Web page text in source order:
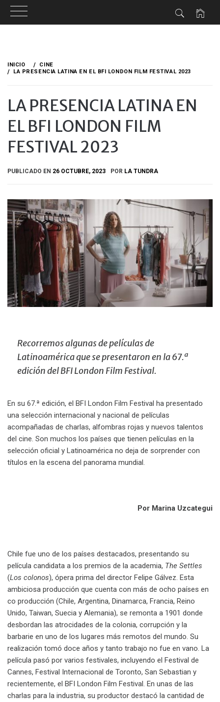
contenido
INICIO
CINE
LA PRESENCIA LATINA EN EL BFI LONDON FILM FESTIVAL 2023
LA PRESENCIA LATINA EN
EL BFI LONDON FILM
FESTIVAL 2023
PUBLICADO EN 26 OCTUBRE, 2023 POR LA TUNDRA
Recorremos algunas de películas de
Latinoamérica que se presentaron en la 67.ª
edición del BFI London Film Festival.
En su 67.ª edición, el BFI London Film Festival ha presentado
una selección internacional y nacional de películas
acompañadas de charlas, alfombras rojas y nuevos talentos
del cine. Son muchos los países que tienen películas en la
selección oficial y Latinoamérica no deja de sorprender con
títulos en la escena del panorama mundial.
Por Marina Uzcategui
Chile fue uno de los países destacados, presentando su
película candidata a los premios de la academia, The Settles
(Los colonos), ópera prima del director Felipe Gálvez. Esta
ambiciosa producción que cuenta con más de ocho países en
co producción (Chile, Argentina, Dinamarca, Francia, Reino
Unido, Taiwan, Suecia y Alemania), se remonta a 1901 donde
desbordan las atrocidades de la colonia, corrupción y la
barbarie en uno de los lugares más remotos del mundo. Su
realización tomó doce años y tanto trabajo no fue en vano. La
película pasó por varios festivales, incluyendo el Festival de
Cannes, Festival Internacional de Toronto, San Sebastian y
recientemente, el BFI London Film Festival. En unas de las
charlas para la industria, su productor destacó la cantidad de